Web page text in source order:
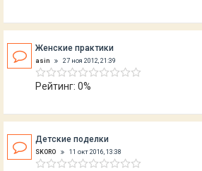
Женские практики
asin 27 ноя 2012, 21:39
Рейтинг: 0%
Детские поделки
SKORO 11 окт 2016, 13:38